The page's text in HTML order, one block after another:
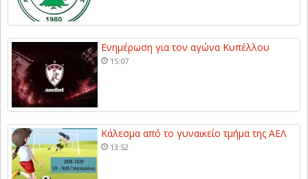
Ενημέρωση για τον αγώνα Κυπέλλου
15:07
Κάλεσμα από το γυναικείο τμήμα της ΑΕΛ
13:52